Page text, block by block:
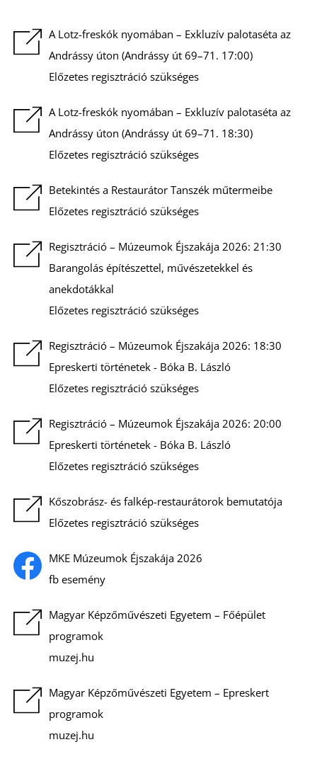
A Lotz-freskók nyomában – Exkluzív palotaséta az
Andrássy úton (Andrássy út 69–71. 17:00)
Előzetes regisztráció szükséges
A Lotz-freskók nyomában – Exkluzív palotaséta az
Andrássy úton (Andrássy út 69–71. 18:30)
Előzetes regisztráció szükséges
Betekintés a Restaurátor Tanszék műtermeibe
Előzetes regisztráció szükséges
Regisztráció – Múzeumok Éjszakája 2026: 21:30
Barangolás építészettel, művészetekkel és
anekdotákkal
Előzetes regisztráció szükséges
Regisztráció – Múzeumok Éjszakája 2026: 18:30
Epreskerti történetek - Bóka B. László
Előzetes regisztráció szükséges
Regisztráció – Múzeumok Éjszakája 2026: 20:00
Epreskerti történetek - Bóka B. László
Előzetes regisztráció szükséges
Kőszobrász- és falkép-restaurátorok bemutatója
Előzetes regisztráció szükséges
MKE Múzeumok Éjszakája 2026
fb esemény
Magyar Képzőművészeti Egyetem – Főépület
programok
muzej.hu
Magyar Képzőművészeti Egyetem – Epreskert
programok
muzej.hu